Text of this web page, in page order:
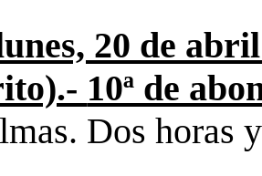
20 de
10ª de
Dos horas